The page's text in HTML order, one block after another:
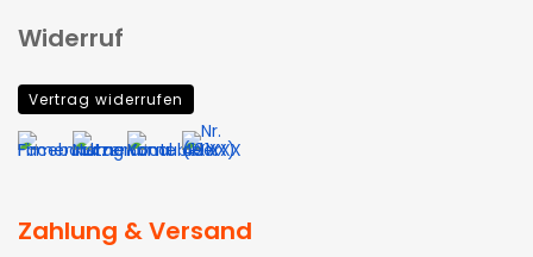
Widerruf
Vertrag widerrufen
Zahlung & Versand